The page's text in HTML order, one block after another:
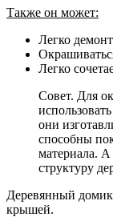
Также он может:
Легко
Легко
Совет. Для
они
способны
материала.
структуру
Деревянный
крышей.